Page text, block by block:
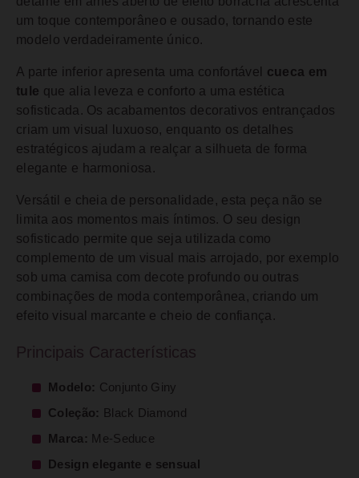
um toque contemporâneo e ousado, tornando este
modelo verdadeiramente único.
A parte inferior apresenta uma confortável cueca em
tule que alia leveza e conforto a uma estética
sofisticada. Os acabamentos decorativos entrançados
criam um visual luxuoso, enquanto os detalhes
estratégicos ajudam a realçar a silhueta de forma
elegante e harmoniosa.
Versátil e cheia de personalidade, esta peça não se
limita aos momentos mais íntimos. O seu design
sofisticado permite que seja utilizada como
complemento de um visual mais arrojado, por exemplo
sob uma camisa com decote profundo ou outras
combinações de moda contemporânea, criando um
efeito visual marcante e cheio de confiança.
Principais Características
Modelo: Conjunto Giny
Coleção:
Black Diamond
Marca: Me-Seduce
Design elegante e sensual